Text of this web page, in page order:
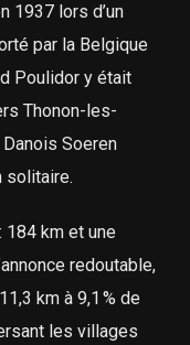
1937 lors d’un
par la Belgique
Poulidor y était
Thonon-les-
Soeren
solitaire.
184 km et une
redoutable,
km à 9,1 % de
les villages